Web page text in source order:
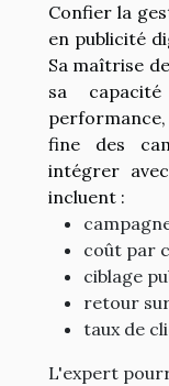
Confier la
en publicité
Sa maîtrise
sa
fine des
intégrer
incluent :
coût par
ciblage
retour
taux de
L'expert